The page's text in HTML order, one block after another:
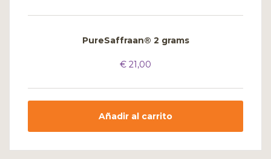
PureSaffraan® 2 grams
€ 21,00
Añadir al carrito